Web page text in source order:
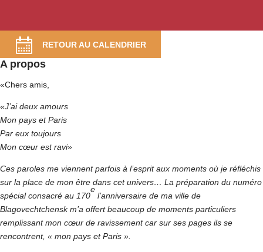
RETOUR AU CALENDRIER
A propos
«Chers amis,
«J’ai deux amours
Mon pays et Paris
Par eux toujours
Mon cœur est ravi»
Ces paroles me viennent parfois à l’esprit aux moments où je réfléchis
sur la place de mon être dans cet univers… La préparation du numéro
spécialconsacré au 170
e
l’anniversaire de ma ville de
Blagovechtchensk m’a offert beaucoup de moments particuliers
remplissant mon cœur de ravissement car sur ses pages ils se
rencontrent, « mon pays et Paris ».